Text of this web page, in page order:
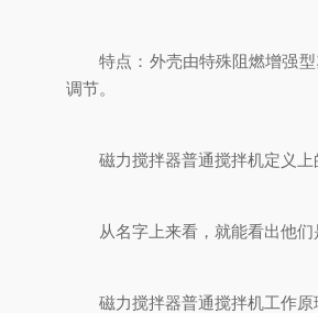
特点：外壳由特殊阻燃增强型
调节。
磁力搅拌器普通搅拌机定义上
从名字上来看，就能看出他们
磁力搅拌器普通搅拌机工作原